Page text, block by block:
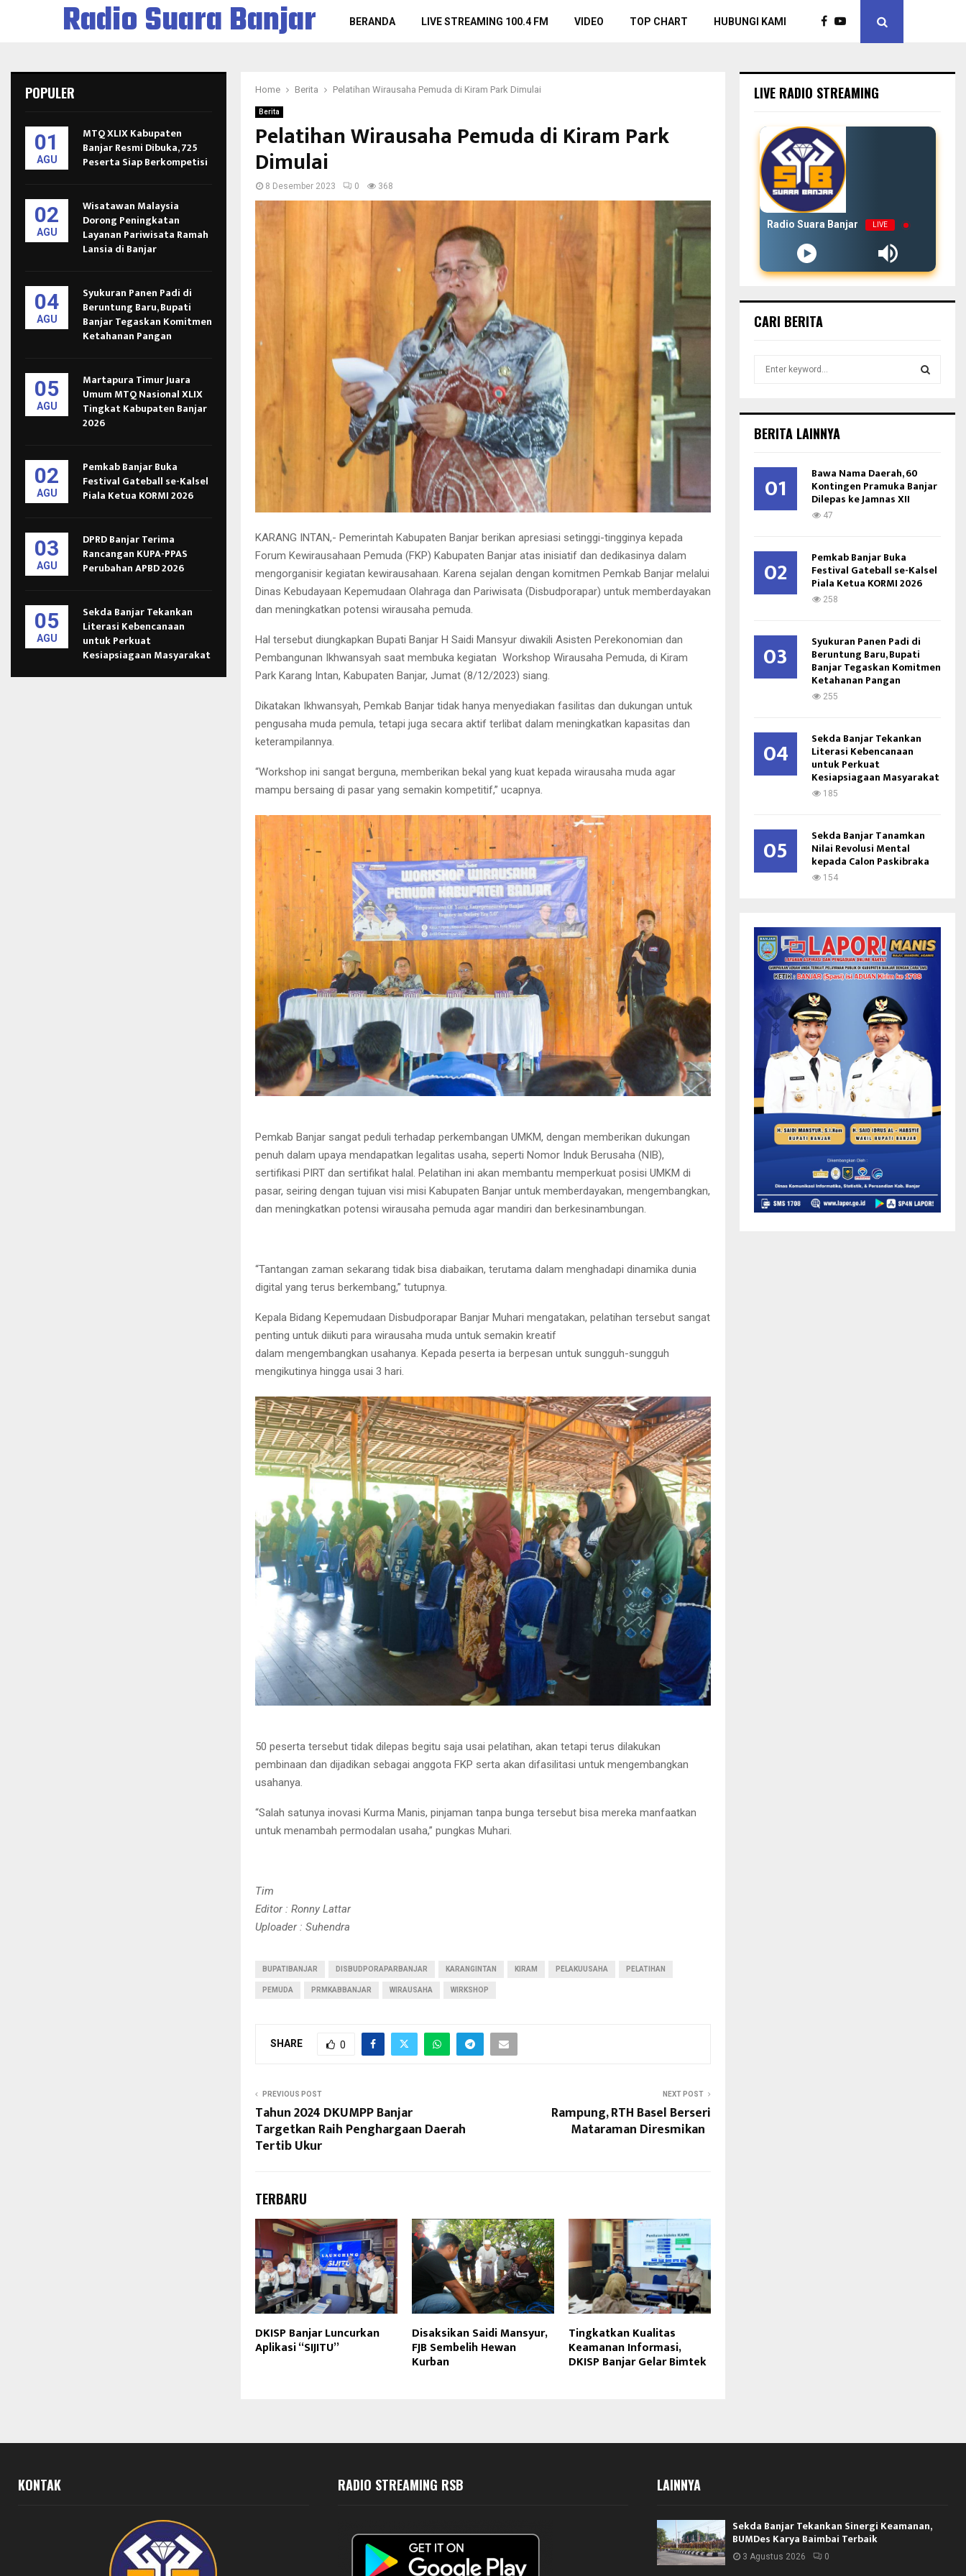
Radio Suara Banjar BERANDA LIVE STREAMING 100.4 FM VIDEO TOP CHART HUBUNGI KAMI
Home Berita Pelatihan Wirausaha Pemuda di Kiram Park Dimulai
Berita
Pelatihan Wirausaha Pemuda di Kiram Park
Dimulai
8 Desember 2023 0 368
KARANG INTAN,- Pemerintah Kabupaten Banjar berikan apresiasi setinggi-tingginya kepada
Forum Kewirausahaan Pemuda (FKP) Kabupaten Banjar atas inisiatif dan dedikasinya dalam
mengorganisir kegiatan kewirausahaan. Karena sejalan dengan komitmen Pemkab Banjar melalui
Dinas Kebudayaan Kepemudaan Olahraga dan Pariwisata (Disbudporapar) untuk memberdayakan
dan meningkatkan potensi wirausaha pemuda.
Hal tersebut diungkapkan Bupati Banjar H Saidi Mansyur diwakili Asisten Perekonomian dan
Pembangunan Ikhwansyah saat membuka kegiatan Workshop Wirausaha Pemuda, di Kiram
Park Karang Intan, Kabupaten Banjar, Jumat (8/12/2023) siang.
Dikatakan Ikhwansyah, Pemkab Banjar tidak hanya menyediakan fasilitas dan dukungan untuk
pengusaha muda pemula, tetapi juga secara aktif terlibat dalam meningkatkan kapasitas dan
keterampilannya.
“Workshop ini sangat berguna, memberikan bekal yang kuat kepada wirausaha muda agar
mampu bersaing di pasar yang semakin kompetitif,” ucapnya.
Pemkab Banjar sangat peduli terhadap perkembangan UMKM, dengan memberikan dukungan
penuh dalam upaya mendapatkan legalitas usaha, seperti Nomor Induk Berusaha (NIB),
sertifikasi PIRT dan sertifikat halal. Pelatihan ini akan membantu memperkuat posisi UMKM di
pasar, seiring dengan tujuan visi misi Kabupaten Banjar untuk memberdayakan, mengembangkan,
dan meningkatkan potensi wirausaha pemuda agar mandiri dan berkesinambungan.
“Tantangan zaman sekarang tidak bisa diabaikan, terutama dalam menghadapi dinamika dunia
digital yang terus berkembang,” tutupnya.
Kepala Bidang Kepemudaan Disbudporapar Banjar Muhari mengatakan, pelatihan tersebut sangat
penting untuk diikuti para wirausaha muda untuk semakin kreatif
dalam mengembangkan usahanya. Kepada peserta ia berpesan untuk sungguh-sungguh
mengikutinya hingga usai 3 hari.
50 peserta tersebut tidak dilepas begitu saja usai pelatihan, akan tetapi terus dilakukan
pembinaan dan dijadikan sebagai anggota FKP serta akan difasilitasi untuk mengembangkan
usahanya.
“Salah satunya inovasi Kurma Manis, pinjaman tanpa bunga tersebut bisa mereka manfaatkan
untuk menambah permodalan usaha,” pungkas Muhari.
Tim
Editor : Ronny Lattar
Uploader : Suhendra
BUPATIBANJAR DISBUDPORAPARBANJAR KARANGINTAN KIRAM PELAKUUSAHA PELATIHAN
PEMUDA PRMKABBANJAR WIRAUSAHA WIRKSHOP
SHARE 0
PREVIOUS POST
Tahun 2024 DKUMPP Banjar
Targetkan Raih Penghargaan Daerah
Tertib Ukur
NEXT POST
Rampung, RTH Basel Berseri
Mataraman Diresmikan
TERBARU
DKISP Banjar Luncurkan
Aplikasi “SIJITU”
Disaksikan Saidi Mansyur,
FJB Sembelih Hewan
Kurban
Tingkatkan Kualitas
Keamanan Informasi,
DKISP Banjar Gelar Bimtek
POPULER
01
AGU
MTQ XLIX Kabupaten
Banjar Resmi Dibuka, 725
Peserta Siap Berkompetisi
02
AGU
Wisatawan Malaysia
Dorong Peningkatan
Layanan Pariwisata Ramah
Lansia di Banjar
04
AGU
Syukuran Panen Padi di
Beruntung Baru, Bupati
Banjar Tegaskan Komitmen
Ketahanan Pangan
05
AGU
Martapura Timur Juara
Umum MTQ Nasional XLIX
Tingkat Kabupaten Banjar
2026
02
AGU
Pemkab Banjar Buka
Festival Gateball se-Kalsel
Piala Ketua KORMI 2026
03
AGU
DPRD Banjar Terima
Rancangan KUPA-PPAS
Perubahan APBD 2026
05
AGU
Sekda Banjar Tekankan
Literasi Kebencanaan
untuk Perkuat
Kesiapsiagaan Masyarakat
LIVE RADIO STREAMING
Radio Suara Banjar LIVE
CARI BERITA
h
o
R
BERITA LAINNYA
01 Bawa Nama Daerah, 60
Kontingen Pramuka Banjar
Dilepas ke Jamnas XII
47
02 Pemkab Banjar Buka
Festival Gateball se-Kalsel
Piala Ketua KORMI 2026
258
03 Syukuran Panen Padi di
Beruntung Baru, Bupati
Banjar Tegaskan Komitmen
Ketahanan Pangan
255
04 Sekda Banjar Tekankan
Literasi Kebencanaan
untuk Perkuat
Kesiapsiagaan Masyarakat
185
05 Sekda Banjar Tanamkan
Nilai Revolusi Mental
kepada Calon Paskibraka
154
KONTAK RADIO STREAMING RSB LAINNYA
Sekda Banjar Tekankan Sinergi Keamanan,
BUMDes Karya Baimbai Terbaik
3 Agustus 2026 0